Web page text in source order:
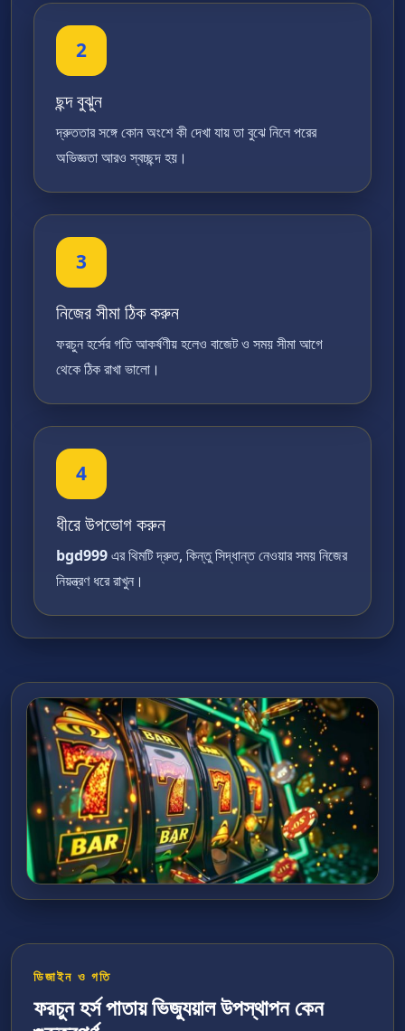
2
ছন্দ বুঝুন
দ্রুততার সঙ্গে কোন অংশে কী দেখা যায় তা বুঝে নিলে পরের
অভিজ্ঞতা আরও স্বচ্ছন্দ হয়।
3
নিজের সীমা ঠিক করুন
ফরচুন হর্সের গতি আকর্ষণীয় হলেও বাজেট ও সময় সীমা আগে
থেকে ঠিক রাখা ভালো।
4
ধীরে উপভোগ করুন
bgd999এর থিমটি দ্রুত, কিন্তু সিদ্ধান্ত নেওয়ার সময় নিজের
নিয়ন্ত্রণ ধরে রাখুন।
ডিজাইন ও গতি
ফরচুন হর্স পাতায় ভিজ্যুয়াল উপস্থাপন কেন